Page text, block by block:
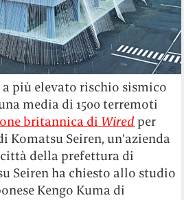
a più elevato rischio sismico
media di 1500 terremoti
britannica di Wired per
Komatsu Seiren, un’azienda
della prefettura di
Seiren ha chiesto allo studio
Kengo Kuma di